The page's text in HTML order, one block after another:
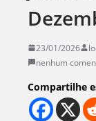
23/01/2026
nenhum
Compartilhe